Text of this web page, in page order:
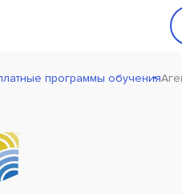
программы обучения